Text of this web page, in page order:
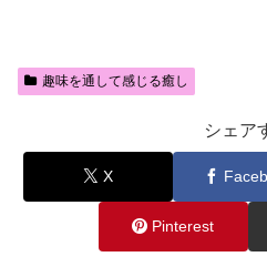
趣味を通して感じる癒し
シェア
X
Pinterest